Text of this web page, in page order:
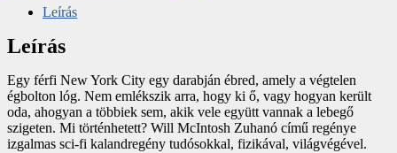
Leírás
Leírás
Egy férfi New York City egy darabján ébred, amely a végtelen
égbolton lóg. Nem emlékszik arra, hogy ki ő, vagy hogyan került
oda, ahogyan a többiek sem, akik vele együtt vannak a lebegő
szigeten. Mi történhetett? Will McIntosh Zuhanó című regénye
izgalmas sci-fi kalandregény tudósokkal, fizikával, világvégével.